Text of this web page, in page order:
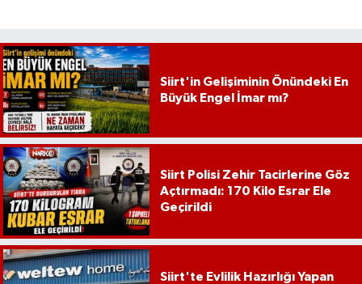
Siirt'in Gelişiminin Önündeki En
Büyük Engel İmar mı?
Siirt Polisi Zehir Tacirlerine Göz
Açtırmadı: 170 Kilo Esrar Ele
Geçirildi
Siirt'te Evlilik Hazırlığı Yapan